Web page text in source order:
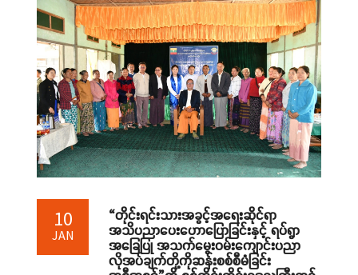
10
JAN
“တိုင်းရင်းသားအခွင့်အရေးဆိုင်ရာ
အသိပညာပေးဟောပြောခြင်းနှင့် ရပ်ရွာ
အခြေပြု အသက်မွေးဝမ်းကျောင်းပညာ
လိုအပ်ချက်တို့ကိုဆန်းစစ်စီမံခြင်း